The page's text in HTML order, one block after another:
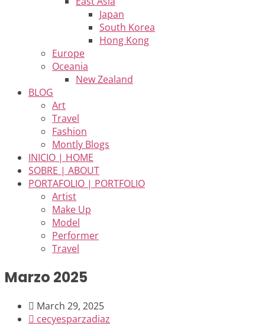
Japan
South Korea
Hong Kong
Europe
Oceania
New Zealand
BLOG
Art
Travel
Fashion
Montly Blogs
INICIO | HOME
SOBRE | ABOUT
PORTAFOLIO | PORTFOLIO
Artist
Make Up
Model
Performer
Travel
Marzo 2025
March 29, 2025
cecyesparzadiaz